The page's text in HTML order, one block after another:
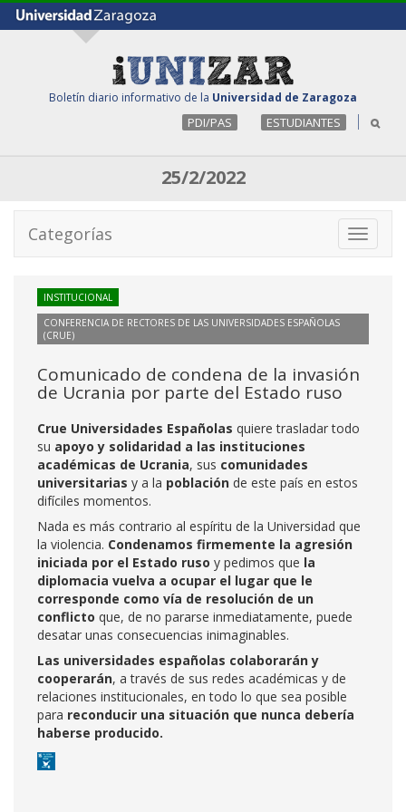
Boletín diario informativo de la Universidad de Zaragoza
PDI/PAS ESTUDIANTES
25/2/2022
Toggle
Categorías
INSTITUCIONAL
CONFERENCIA DE RECTORES DE LAS UNIVERSIDADES ESPAÑOLAS
(CRUE)
Comunicado de condena de la invasión
de Ucrania por parte del Estado ruso
Crue Universidades Españolas quiere trasladar todo
su apoyo y solidaridad a las instituciones
académicas de Ucrania, sus comunidades
universitarias y a la población de este país en estos
difíciles momentos.
Nada es más contrario al espíritu de la Universidad que
la violencia. Condenamos firmemente la agresión
iniciada por el Estado ruso y pedimos que la
diplomacia vuelva a ocupar el lugar que le
corresponde como vía de resolución de un
conflicto que, de no pararse inmediatamente, puede
desatar unas consecuencias inimaginables.
Las universidades españolas colaborarán y
cooperarán, a través de sus redes académicas y de
relaciones institucionales, en todo lo que sea posible
para reconducir una situación que nunca debería
haberse producido.